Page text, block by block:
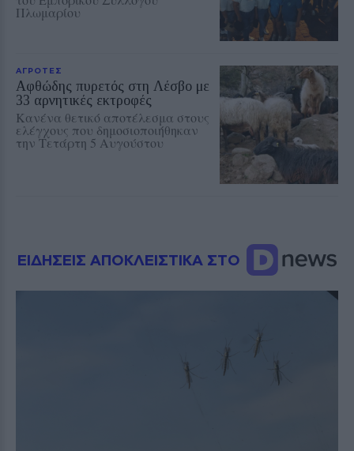
Πλωμαρίου
ΑΓΡΟΤΕΣ
Αφθώδης πυρετός στη Λέσβο με
33 αρνητικές εκτροφές
Κανένα θετικό αποτέλεσμα στους
ελέγχους που δημοσιοποιήθηκαν
την Τετάρτη 5 Αυγούστου
ΕΙΔΗΣΕΙΣ ΑΠΟΚΛΕΙΣΤΙΚΑ ΣΤΟ